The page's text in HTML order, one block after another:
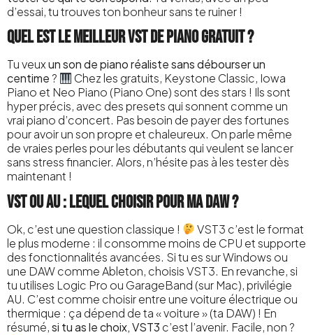
d’essai, tu trouves ton bonheur sans te ruiner !
Quel est le meilleur VST de piano gratuit ?
Tu veuxun son de piano réaliste sans débourser un
centime ?
Chez les gratuits, Keystone Classic, Iowa
Piano et Neo Piano (Piano One) sont des stars ! Ils sont
hyper précis, avec des presets qui sonnent comme un
vrai piano d’concert. Pas besoin de payer des fortunes
pour avoir un son propre et chaleureux. On parle même
de vraies perles pour les débutants qui veulent se lancer
sans stress financier. Alors, n’hésite pas à les tester dès
maintenant !
VST ou AU : lequel choisir pour ma DAW ?
Ok, c’est une question classique !
VST3 c’est le format
le plus moderne : il consomme moins de CPU et supporte
des fonctionnalités avancées. Si tu es sur Windows ou
une DAW comme Ableton, choisis VST3. En revanche, si
tu utilises Logic Pro ou GarageBand (sur Mac), privilégie
AU. C’est comme choisir entre une voiture électrique ou
thermique : ça dépend de ta « voiture » (ta DAW) ! En
résumé,si tu as le choix, VST3 c’est l’avenir. Facile, non ?